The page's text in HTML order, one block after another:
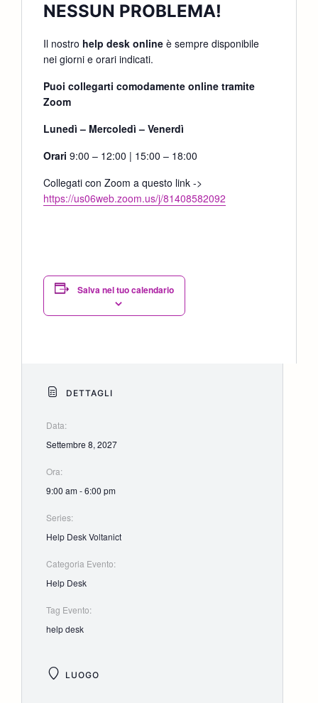
NESSUN PROBLEMA!
Il nostro help desk online è sempre disponibile
nei giorni e orari indicati.
Puoi collegarti comodamente online tramite
Zoom
Lunedì – Mercoledì – Venerdì
Orari 9:00 – 12:00 | 15:00 – 18:00
Collegati con Zoom a questo link ->
https://us06web.zoom.us/j/81408582092
Salva nel tuo calendario
DETTAGLI
Data:
Settembre 8, 2027
Ora:
9:00 am - 6:00 pm
Series:
Help Desk Voltanict
Categoria Evento:
Help Desk
Tag Evento:
help desk
LUOGO